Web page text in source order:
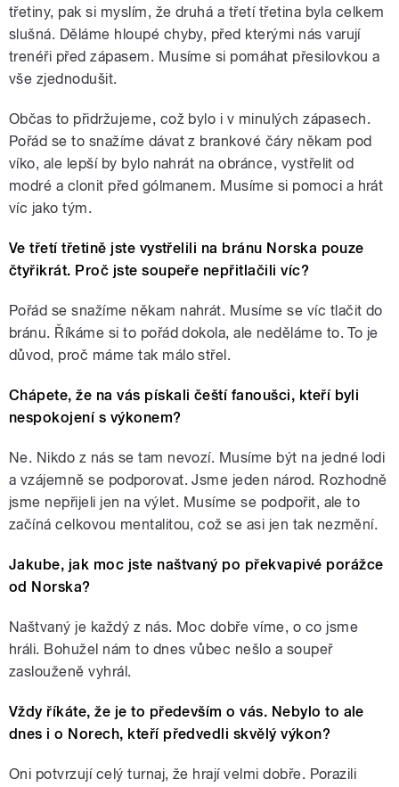
třetiny, pak si myslím, že druhá a třetí třetina byla celkem
slušná. Děláme hloupé chyby, před kterými nás varují
trenéři před zápasem. Musíme si pomáhat přesilovkou a
vše zjednodušit.
Občas to přidržujeme, což bylo i v minulých zápasech.
Pořád se to snažíme dávat z brankové čáry někam pod
víko, ale lepší by bylo nahrát na obránce, vystřelit od
modré a clonit před gólmanem. Musíme si pomoci a hrát
víc jako tým.
Ve třetí třetině jste vystřelili na bránu Norska pouze
čtyřikrát. Proč jste soupeře nepřitlačili víc?
Pořád se snažíme někam nahrát. Musíme se víc tlačit do
bránu. Říkáme si to pořád dokola, ale neděláme to. To je
důvod, proč máme tak málo střel.
Chápete, že na vás pískali čeští fanoušci, kteří byli
nespokojení s výkonem?
Ne. Nikdo z nás se tam nevozí. Musíme být na jedné lodi
a vzájemně se podporovat. Jsme jeden národ. Rozhodně
jsme nepřijeli jen na výlet. Musíme se podpořit, ale to
začíná celkovou mentalitou, což se asi jen tak nezmění.
Jakube, jak moc jste naštvaný po překvapivé porážce
od Norska?
Naštvaný je každý z nás. Moc dobře víme, o co jsme
hráli. Bohužel nám to dnes vůbec nešlo a soupeř
zaslouženě vyhrál.
Vždy říkáte, že je to především o vás. Nebylo to ale
dnes i o Norech, kteří předvedli skvělý výkon?
Oni potvrzují celý turnaj, že hrají velmi dobře. Porazili